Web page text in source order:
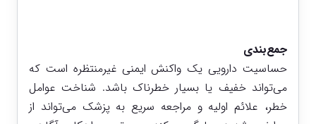
جمع‌بندی
حساسیت دارویی یک واکنش ایمنی غیرمنتظره است که
می‌تواند خفیف یا بسیار خطرناک باشد. شناخت عوامل
خطر، علائم اولیه و مراجعه سریع به پزشک می‌تواند از